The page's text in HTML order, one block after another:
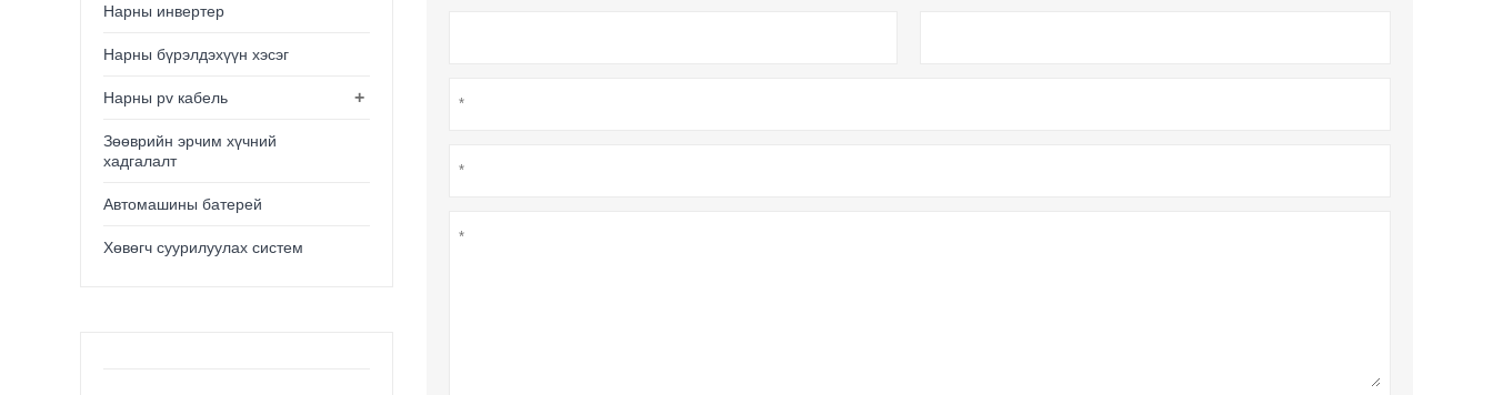
Нарны инвертер
Нарны бүрэлдэхүүн хэсэг
+
Нарны pv кабель
Зөөврийн эрчим хүчний
хадгалалт
Автомашины батерей
Хөвөгч суурилуулах систем